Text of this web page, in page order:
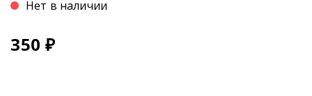
Нет в наличии
350₽